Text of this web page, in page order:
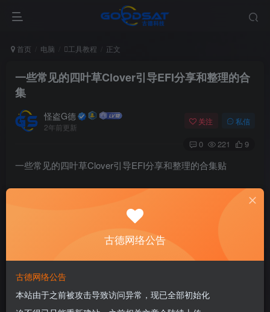
首页 电脑 工具教程 正文
一些常见的四叶草Clover引导EFI分享和整理的合
集
怪盗G德
2年前更新
关注 私信
0 221 9
一些常见的四叶草Clover引导EFI分享和整理的合集贴
https://github.com/CloverHackyColor/CloverBootloader/relea
ses
一些已经打包好的四叶草引导文件EFI下载
古德网络公告
古德网络公告
本站由于之前被攻击导致访问异常，现已全部初始化